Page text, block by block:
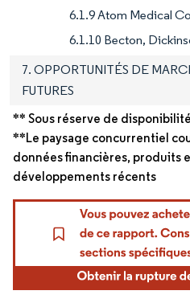
6.1.9 Atom Medical
6.1.10 Becton,
7. OPPORTUNITÉS DE
FUTURES
** Sous réserve de
**Le paysage concurrentiel
données financières, produits
développements récents